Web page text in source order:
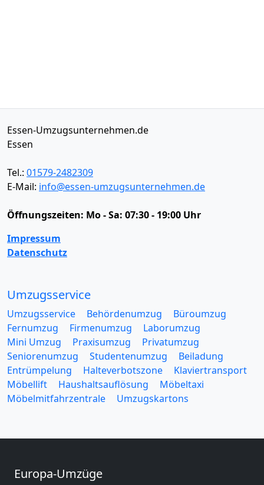
Essen-Umzugsunternehmen.de
Essen
Tel.: 01579-2482309
E-Mail: info@essen-umzugsunternehmen.de
Öffnungszeiten: Mo - Sa: 07:30 - 19:00 Uhr
Impressum
Datenschutz
Umzugsservice
Umzugsservice Behördenumzug
Büroumzug
Fernumzug
Firmenumzug
Laborumzug
Mini Umzug
Praxisumzug
Privatumzug
Seniorenumzug
Studentenumzug
Beiladung
Entrümpelung
Halteverbotszone
Klaviertransport
Möbellift
Haushaltsauflösung
Möbeltaxi
Möbelmitfahrzentrale
Umzugskartons
Europa-Umzüge